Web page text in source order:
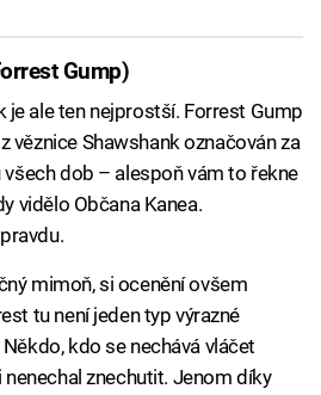
Gump)
ale ten nejprostší. Forrest Gump
věznice Shawshank označován za
dob – alespoň vám to řekne
vidělo Občana Kanea.
mimoň, si ocenění ovšem
tu není jeden typ výrazné
kdo se nechává vláčet
znechutit. Jenom díky